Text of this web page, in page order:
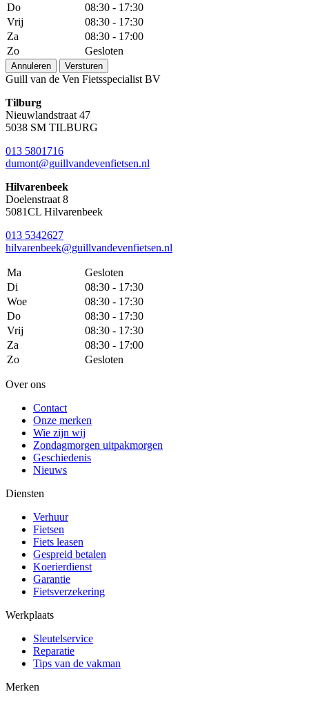
Do
08:30 - 17:30
Vrij
08:30 - 17:30
Za
08:30 - 17:00
Zo
Gesloten
Annuleren Versturen
Guill van de Ven Fietsspecialist BV
Tilburg
Nieuwlandstraat 47
5038 SM TILBURG
013 5801716
dumont@guillvandevenfietsen.nl
Hilvarenbeek
Doelenstraat 8
5081CL Hilvarenbeek
013 5342627
hilvarenbeek@guillvandevenfietsen.nl
Ma
Gesloten
Di
08:30 - 17:30
Woe
08:30 - 17:30
Do
08:30 - 17:30
Vrij
08:30 - 17:30
Za
08:30 - 17:00
Zo
Gesloten
Over ons
Contact
Onze merken
Wie zijn wij
Zondagmorgen uitpakmorgen
Geschiedenis
Nieuws
Diensten
Verhuur
Fietsen
Fiets leasen
Gespreid betalen
Koerierdienst
Garantie
Fietsverzekering
Werkplaats
Sleutelservice
Reparatie
Tips van de vakman
Merken